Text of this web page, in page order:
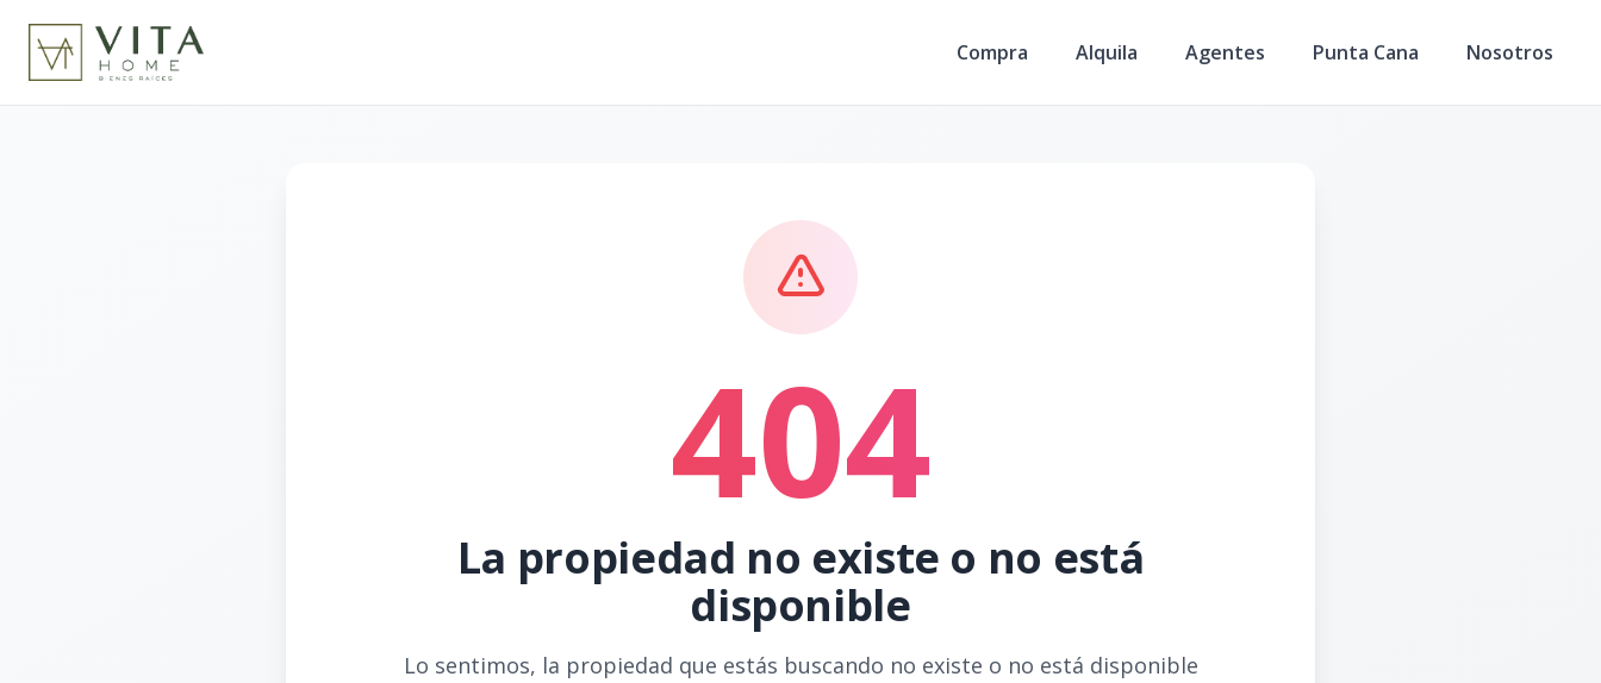
Compra Alquila Agentes Punta Cana Nosotros
404
La propiedad no existe o no está
disponible
Lo sentimos, la propiedad que estás buscando no existe o no está disponible